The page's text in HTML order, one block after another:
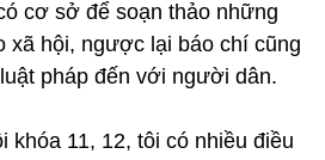
cơ sở để soạn thảo những
xã hội, ngược lại báo chí cũng
pháp đến với người dân.
khóa 11, 12, tôi có nhiều điều